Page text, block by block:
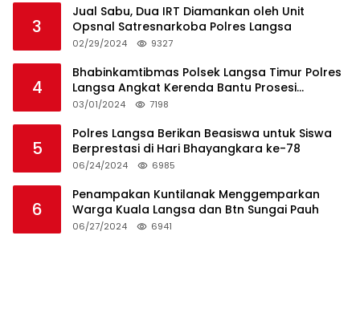
3
Jual Sabu, Dua IRT Diamankan oleh Unit
Opsnal Satresnarkoba Polres Langsa
02/29/2024 9327
4
Bhabinkamtibmas Polsek Langsa Timur Polres
Langsa Angkat Kerenda Bantu Prosesi
Pemakaman Warga
03/01/2024 7198
5
Polres Langsa Berikan Beasiswa untuk Siswa
Berprestasi di Hari Bhayangkara ke-78
06/24/2024 6985
6
Penampakan Kuntilanak Menggemparkan
Warga Kuala Langsa dan Btn Sungai Pauh
06/27/2024 6941